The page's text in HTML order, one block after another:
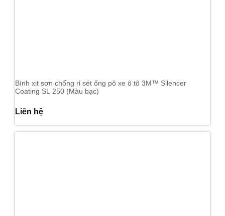
Bình xịt sơn chống rỉ sét ống pô xe ô tô 3M™ Silencer
Coating SL 250 (Màu bạc)
Liên hệ